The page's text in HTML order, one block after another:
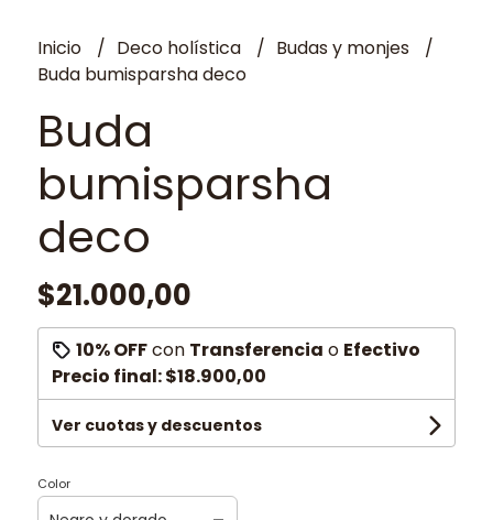
Inicio Deco holística
Budas y monjes
Buda bumisparsha deco
Buda
bumisparsha
deco
$21.000,00
10% OFFcon Transferencia o Efectivo
Precio final:$18.900,00
Ver cuotas y descuentos
Color